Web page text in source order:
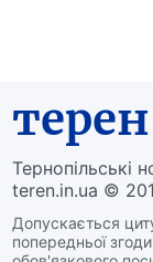
терен
Тернопільські
teren.in.ua ©
Допускається
попередньої